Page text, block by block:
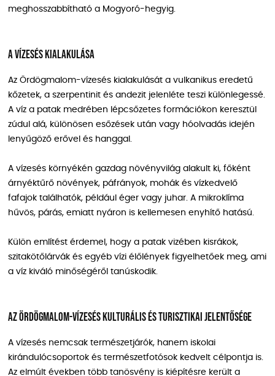
meghosszabbítható a Mogyoró-hegyig.
A vízesés kialakulása
Az Ördögmalom-vízesés kialakulását a vulkanikus eredetű
kőzetek, a szerpentinit és andezit jelenléte teszi különlegessé.
A víz a patak medrében lépcsőzetes formációkon keresztül
zúdul alá, különösen esőzések után vagy hóolvadás idején
lenyűgöző erővel és hanggal.
A vízesés környékén gazdag növényvilág alakult ki, főként
árnyéktűrő növények, páfrányok, mohák és vízkedvelő
fafajok találhatók, például éger vagy juhar. A mikroklíma
hűvös, párás, emiatt nyáron is kellemesen enyhítő hatású.
Külön említést érdemel, hogy a patak vizében kisrákok,
szitakötőlárvák és egyéb vízi élőlények figyelhetőek meg, ami
a víz kiváló minőségéről tanúskodik.
Az Ördögmalom-vízesés kulturális és turisztikai jelentősége
A vízesés nemcsak természetjárók, hanem iskolai
kirándulócsoportok és természetfotósok kedvelt célpontja is.
Az elmúlt években több tanösvény is kiépítésre került a